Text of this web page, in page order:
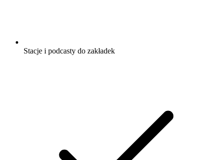
Stacje i podcasty do zakładek